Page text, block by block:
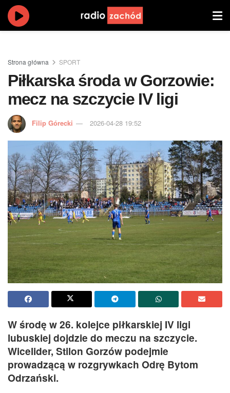
Strona główna SPORT
Piłkarska środa w Gorzowie:
mecz na szczycie IV ligi
Filip Górecki 2026-04-28 19:52
W środę w 26. kolejce piłkarskiej IV ligi
lubuskiej dojdzie do meczu na szczycie.
Wicelider, Stilon Gorzów podejmie
prowadzącą w rozgrywkach Odrę Bytom
Odrzański.